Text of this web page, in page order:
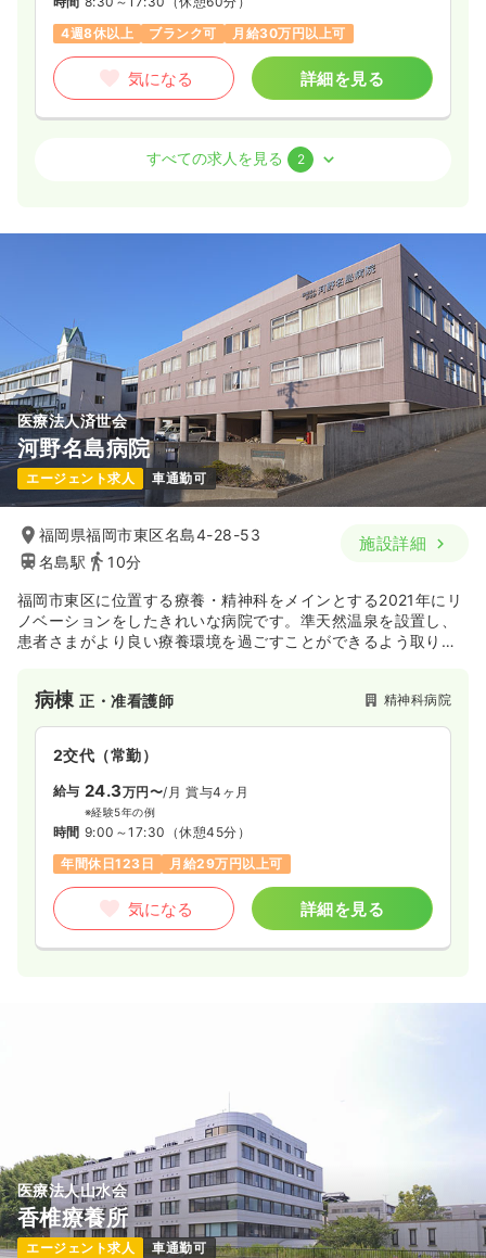
4週8休以上
ブランク可 月給30万円以上可
気になる 詳細を見る
正・准看護師
4週8休以上
ブランク可 月給26万円以上可
気になる 詳細を見る
ICU系正看護師 一般＋療養
2交代（常勤） 一時募集休止
給与 26.8万円/月 賞与3.55ヶ月
※経験3年の例
時間 8:30～17:30
4週8休以上
ブランク可 月給26万円以上可
気になる 詳細を見る
すべての求人を見る 2
医療法人済世会
河野名島病院
エージェント求人 車通勤可
福岡県福岡市東区名島4-28-53
名島駅
10分
施設詳細
福岡市東区に位置する療養・精神科をメインとする2021年にリ
ノベーションをしたきれいな病院です。準天然温泉を設置し、
患者さまがより良い療養環境を過ごすことができるよう取り組
病棟正・准看護師 精神科病院
2交代（常勤）
給与 24.3万円〜/月 賞与4ヶ月
※経験5年の例
時間 9:00～17:30 （休憩45分）
年間休日123日
月給29万円以上可
気になる 詳細を見る
医療法人山水会
香椎療養所
エージェント求人 車通勤可